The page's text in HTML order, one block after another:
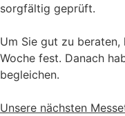
sorgfältig geprüft.
Um Sie gut zu
Woche fest. Danach
begleichen.
Unsere nächsten